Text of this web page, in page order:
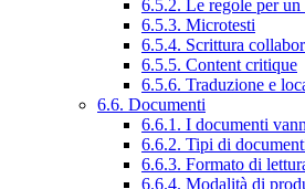
6.5.2. Le regole per
6.5.3. Microtesti
6.5.4. Scrittura
6.5.5. Content critique
6.5.6. Traduzione e
6.6. Documenti
6.6.1. I documenti
6.6.2. Tipi di
6.6.3. Formato di
6.6.4. Modalità di